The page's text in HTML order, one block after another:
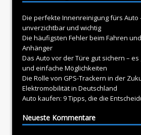
Die perfekte Innenreinigung fürs Auto
unverzichtbar und wichtig
Die häufigsten Fehler beim Fahren
Anhänger
Das Auto vor der Türe gut sichern –
und einfache Möglichkeiten
Die Rolle von GPS-Trackern in der
Elektromobilität in Deutschland
Auto kaufen: 9 Tipps, die die
Neueste Kommentare